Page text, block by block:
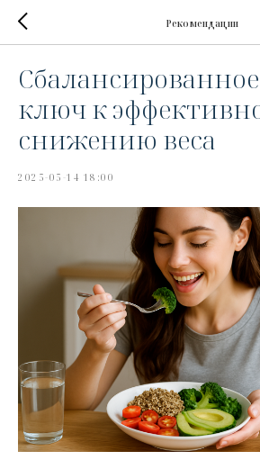
Рекомендации
ключ к
снижению веса
2025-05-14 18:00